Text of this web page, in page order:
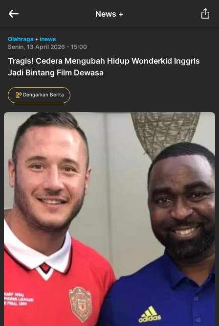
News +
Olahraga • inews
Senin, 13 April 2026 - 15:00
Tragis! Cedera Mengubah Hidup Wonderkid Inggris
Jadi Bintang Film Dewasa
Dengarkan Berita